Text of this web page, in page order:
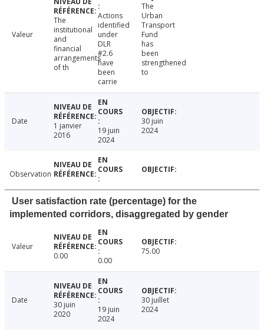
Valeur
The
institutional
and
financial
arrangements
of th
Actions
identified
under
DLR
#2.6
have
been
carrie
The
Urban
Transport
Fund
has
been
strengthened
to
Date
1 janvier
2016
19 juin
2024
30 juin
2024
Observation
User satisfaction rate (percentage) for the
implemented corridors, disaggregated by gender
Valeur
0.00
0.00
75.00
Date
30 juin
2020
19 juin
2024
30 juillet
2024